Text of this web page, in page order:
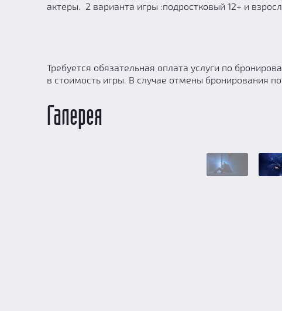
актеры. 2 варианта игры :подростковый 12+ и
Требуется обязательная оплата услуги по
в стоимость игры. В случае отмены бронирования
Галерея